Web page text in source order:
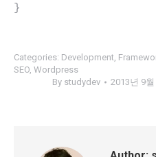
Categories: Development,
SEO, Wordpress
By studydev 2013년 9월